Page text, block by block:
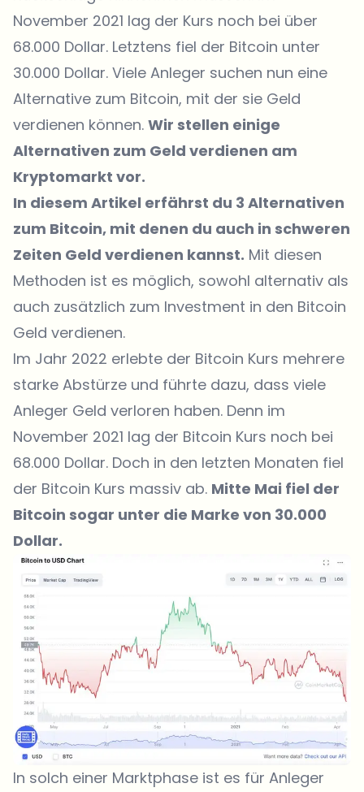
November 2021 lag der Kurs noch bei über
68.000 Dollar. Letztens fiel der Bitcoin unter
30.000 Dollar. Viele Anleger suchen nun eine
Alternative zum Bitcoin, mit der sie Geld
verdienen können. Wir stellen einige
Alternativen zum Geld verdienen am
Kryptomarkt vor.
In diesem Artikel erfährst du 3 Alternativen
zum Bitcoin, mit denen du auch in schweren
Zeiten Geld verdienen kannst. Mit diesen
Methoden ist es möglich, sowohl alternativ als
auch zusätzlich zum Investment in den Bitcoin
Geld verdienen.
Im Jahr 2022 erlebte der Bitcoin Kurs mehrere
starke Abstürze und führte dazu, dass viele
Anleger Geld verloren haben. Denn im
November 2021 lag der Bitcoin Kurs noch bei
68.000 Dollar. Doch in den letzten Monaten fiel
der Bitcoin Kurs massiv ab. Mitte Mai fiel der
Bitcoin sogar unter die Marke von 30.000
Dollar.
In solch einer Marktphase ist es für Anleger